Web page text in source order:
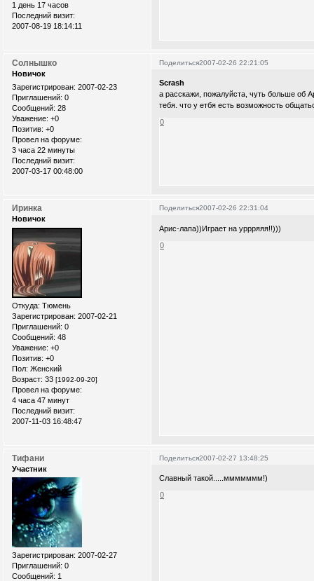
1 день 17 часов
Последний визит:
2007-08-19 18:14:11
Поделиться2007-02-26 22:21:05
Солнышко
Новичок
Зарегистрирован: 2007-02-23
Приглашений: 0
Сообщений: 28
Уважение: +0
Позитив: +0
Провел на форуме:
3 часа 22 минуты
Последний визит:
2007-03-17 00:48:00
Scrash
а расскажи, пожалуйста, чуть больше об
тебя. что у етбя есть возможность
0
Поделиться2007-02-26 22:31:04
Иринка
Новичок
Откуда: Тюмень
Зарегистрирован: 2007-02-21
Приглашений: 0
Сообщений: 48
Уважение: +0
Позитив: +0
Пол: Женский
Возраст: 33 [1992-09-20]
Провел на форуме:
4 часа 47 минут
Последний визит:
2007-11-03 16:48:47
Арис-лапа))Играет на уррряяя!!)))
0
Поделиться2007-02-27 13:48:25
Тифани
Участник
Зарегистрирован: 2007-02-27
Приглашений: 0
Сообщений: 1
Славный такой.....ммммммм!)
0